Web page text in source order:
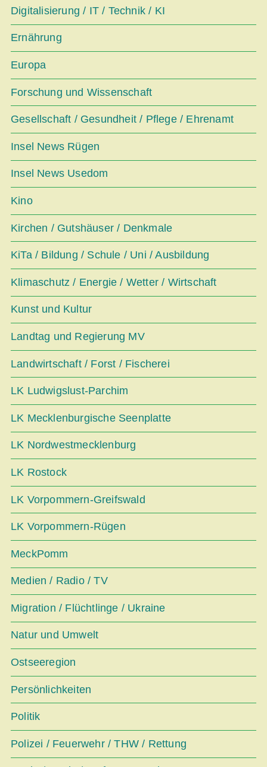
Digitalisierung / IT / Technik / KI
Ernährung
Europa
Forschung und Wissenschaft
Gesellschaft / Gesundheit / Pflege / Ehrenamt
Insel News Rügen
Insel News Usedom
Kino
Kirchen / Gutshäuser / Denkmale
KiTa / Bildung / Schule / Uni / Ausbildung
Klimaschutz / Energie / Wetter / Wirtschaft
Kunst und Kultur
Landtag und Regierung MV
Landwirtschaft / Forst / Fischerei
LK Ludwigslust-Parchim
LK Mecklenburgische Seenplatte
LK Nordwestmecklenburg
LK Rostock
LK Vorpommern-Greifswald
LK Vorpommern-Rügen
MeckPomm
Medien / Radio / TV
Migration / Flüchtlinge / Ukraine
Natur und Umwelt
Ostseeregion
Persönlichkeiten
Politik
Polizei / Feuerwehr / THW / Rettung